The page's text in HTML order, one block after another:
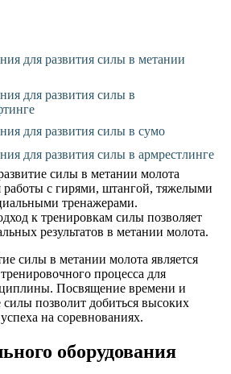
для развития силы в метании
для развития силы в
для развития силы в сумо
для развития силы в армрестлинге
силы в метании молота
работы с гирями, штангой, тяжелыми
тренажерами.
к тренировкам силы позволяет
результатов в метании молота.
силы в метании молота является
процесса для
Посвящение времени и
позволит добиться высоких
на соревнованиях.
оборудования